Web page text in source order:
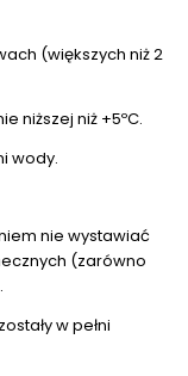
(większych niż 2
niższej niż +5ºC.
wody.
nie wystawiać
(zarówno
w pełni